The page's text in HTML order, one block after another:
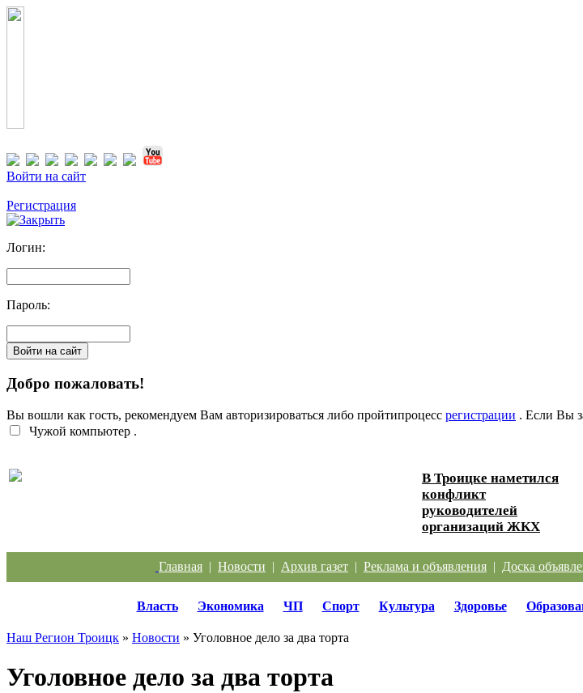
Войти на сайт
Регистрация
Логин:
Пароль:
Добро пожаловать!
Вы вошли как гость, рекомендуем Вам авторизироваться либо пройтипроцесс регистрации . Если Вы
Чужой компьютер .
В Троицке наметился
конфликт
руководителей
организаций ЖКХ
Главная | Новости | Архив газет | Реклама и объявления | Доска
Власть Экономика ЧП Спорт Культура Здоровье
Наш Регион Троицк » Новости » Уголовное дело за два торта
Уголовное дело за два торта